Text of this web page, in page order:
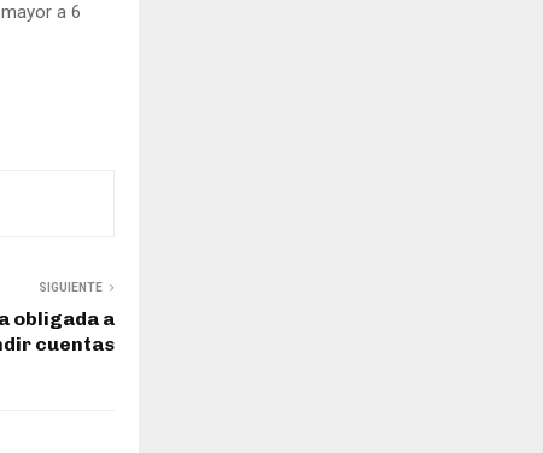
a 6
SIGUIENTE
obligada a
cuentas